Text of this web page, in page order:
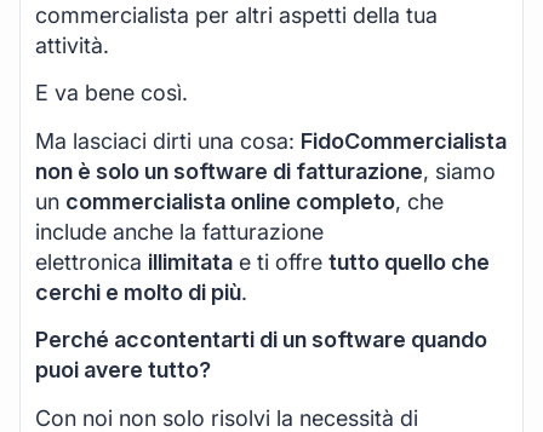
commercialista per altri aspetti della tua
attività.
E va bene così.
Ma lasciaci dirti una cosa: FidoCommercialista
non è solo un software di fatturazione, siamo
un commercialista online completo, che
include anche la fatturazione
elettronica illimitata e ti offre tutto quello che
cerchi e molto di più.
Perché accontentarti di un software quando
puoi avere tutto?
Con noi non solo risolvi la necessità di